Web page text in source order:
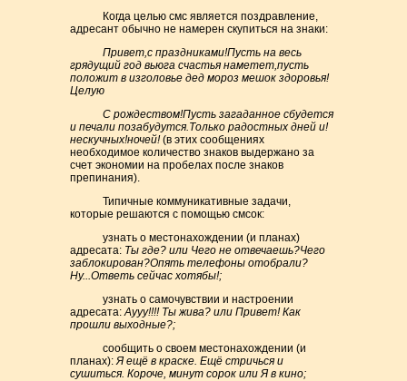
Когда целью смс является поздравление,
адресант обычно не намерен скупиться на знаки:
Привет,с праздниками!Пусть на весь
грядущий год вьюга счастья наметет,пусть
положит в изголовье дед мороз мешок здоровья!
Целую
С рождеством!Пусть загаданное сбудется
и печали позабудутся.Только радостных дней и!
нескучных!ночей!(в этих сообщениях
необходимое количество знаков выдержано за
счет экономии на пробелах после знаков
препинания).
Типичные коммуникативные задачи,
которые решаются с помощью смсок:
узнать о местонахождении (и планах)
адресата: Ты где? или Чего не отвечаешь?Чего
заблокирован?Опять телефоны отобрали?
Ну...Ответь сейчас хотябы!;
узнать о самочувствии и настроении
адресата:Аууу!!!! Ты жива? или Привет! Как
прошли выходные?;
сообщить о своем местонахождении (и
планах):Я ещё в краске. Ещё стричься и
сушиться. Короче, минут сорок или Я в кино;